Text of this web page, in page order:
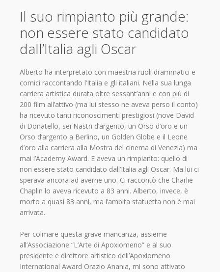
Il suo rimpianto più grande:
non essere stato candidato
dall’Italia agli Oscar
Alberto ha interpretato con maestria ruoli drammatici e
comici raccontando l’Italia e gli italiani. Nella sua lunga
carriera artistica durata oltre sessant’anni e con più di
200 film all’attivo (ma lui stesso ne aveva perso il conto)
ha ricevuto tanti riconoscimenti prestigiosi (nove David
di Donatello, sei Nastri d’argento, un Orso d’oro e un
Orso d’argento a Berlino, un Golden Globe e il Leone
d’oro alla carriera alla Mostra del cinema di Venezia) ma
mai l’Academy Award. E aveva un rimpianto: quello di
non essere stato candidato dall’Italia agli Oscar. Ma lui ci
sperava ancora ad averne uno. Ci raccontò che Charlie
Chaplin lo aveva ricevuto a 83 anni. Alberto, invece, è
morto a quasi 83 anni, ma l’ambita statuetta non è mai
arrivata.
Per colmare questa grave mancanza, assieme
all’Associazione “L’Arte di Apoxiomeno” e al suo
presidente e direttore artistico dell’Apoxiomeno
International Award Orazio Anania, mi sono attivato